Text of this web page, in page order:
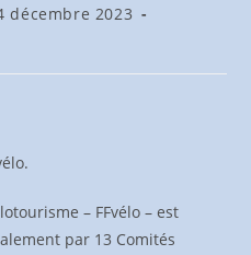
décembre 2023
– FFvélo – est
par 13 Comités